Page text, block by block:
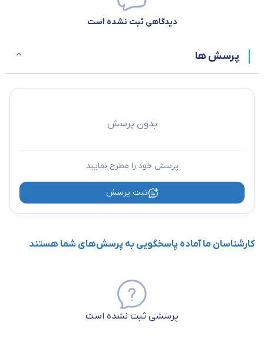
دیدگاهی ثبت نشده است
پرسش ها
بدون پرسش
پرسش خود را مطرح نمایید
ثبت پرسش
کارشناسان ما آماده پاسخگویی به پرسش‌های شما هستند
پرسشی ثبت نشده است